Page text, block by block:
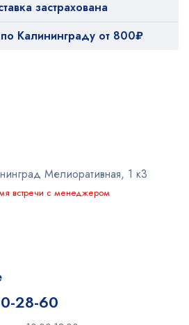
застрахована
Калининграду от 800₽
Мелиоративная, 1 к3
встречи с менеджером
28-60